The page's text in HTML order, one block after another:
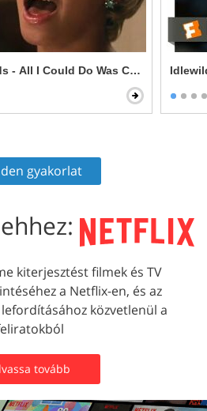
- All I Could Do Was Cry Scene
gyakorlat
TV
a Netflix-en, és az
közvetlenül a
tovább